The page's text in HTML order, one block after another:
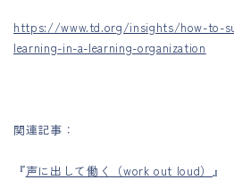
https://www.td.org/insights/how-to-
learning-in-a-learning-organization
関連記事：
『声に出して働く（work out loud） 』